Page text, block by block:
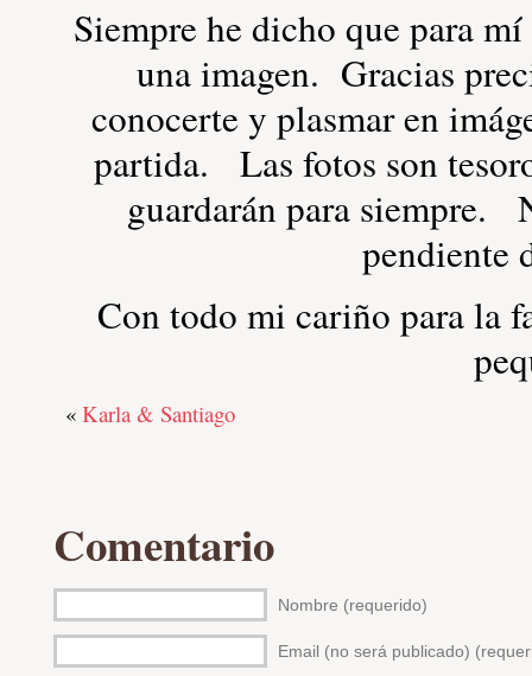
Siempre he dicho que para
una imagen. Gracias
conocerte y plasmar en
partida. Las fotos son
guardarán para siempre.
pendiente
Con todo mi cariño para la
« Karla & Santiago
Comentario
Nombre (requerido)
Email (no será publicado)